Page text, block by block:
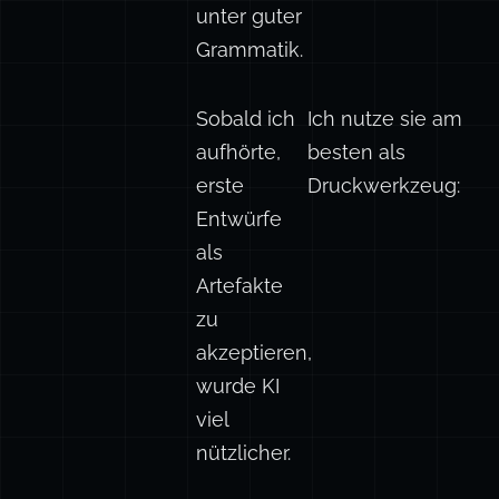
unter guter
Grammatik.
Sobald ich
aufhörte,
erste
Entwürfe
als
Artefakte
zu
akzeptieren,
wurde KI
viel
nützlicher.
Ich nutze sie am
besten als
Druckwerkzeug: